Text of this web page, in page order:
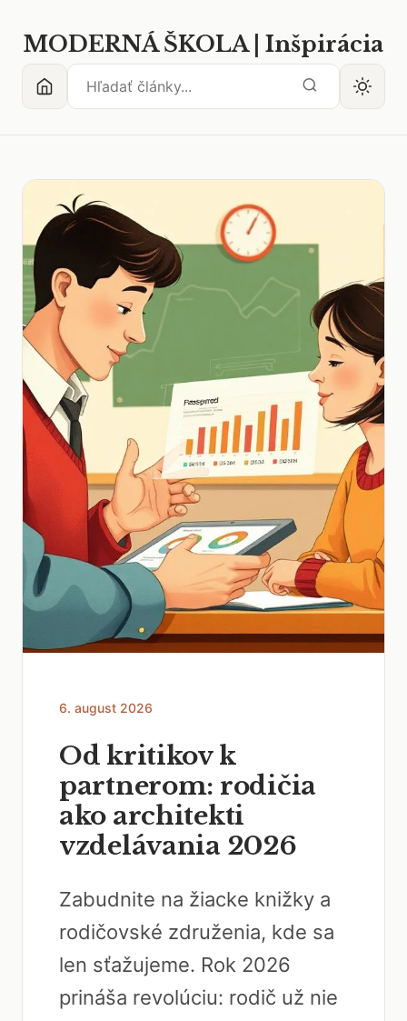
MODERNÁ ŠKOLA | Inšpirácia
6. august 2026
Od kritikov k
partnerom: rodičia
ako architekti
vzdelávania 2026
Zabudnite na žiacke knižky a
rodičovské združenia, kde sa
len sťažujeme. Rok 2026
prináša revolúciu: rodič už nie